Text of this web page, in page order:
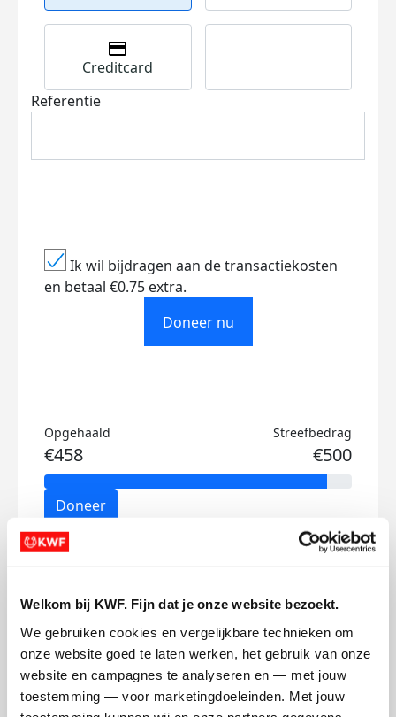
Welkom bij KWF. Fijn dat je onze website bezoekt.
We gebruiken cookies en vergelijkbare technieken om
onze website goed te laten werken, het gebruik van onze
website en campagnes te analyseren en — met jouw
toestemming — voor marketingdoeleinden. Met jouw
Creditcard
Referentie
Ik wil bijdragen aan de transactiekosten
en betaal €0.75 extra.
Doneer nu
Opgehaald
€458
Streefbedrag
€500
Doneer
Sandra's badges